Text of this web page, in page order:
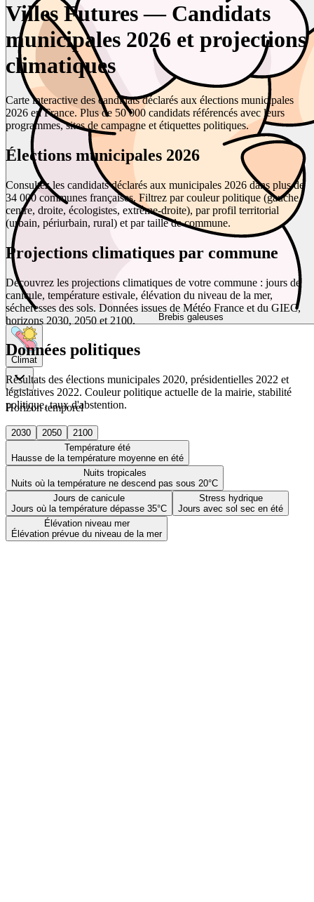
Brebis galeuses
Climat
Horizon temporel
2030 2050
2100
Température été
Hausse de la température moyenne en été
Nuits tropicales
Nuits où la température ne descend pas sous 20°C
Jours de canicule
Jours où la température dépasse 35°C
Stress hydrique
Jours avec sol sec en été
Élévation niveau mer
Élévation prévue du niveau de la mer
Villes Futures — Candidats
municipales 2026 et projections
climatiques
Carte interactive des candidats déclarés aux élections municipales
2026 en France. Plus de 50 000 candidats référencés avec leurs
programmes, sites de campagne et étiquettes politiques.
Élections municipales 2026
Consultez les candidats déclarés aux municipales 2026 dans plus de
34 000 communes françaises. Filtrez par couleur politique (gauche,
centre, droite, écologistes, extrême-droite), par profil territorial
(urbain, périurbain, rural) et par taille de commune.
Projections climatiques par commune
Découvrez les projections climatiques de votre commune : jours de
canicule, température estivale, élévation du niveau de la mer,
sécheresses des sols. Données issues de Météo France et du GIEC,
horizons 2030, 2050 et 2100.
Données politiques
Résultats des élections municipales 2020, présidentielles 2022 et
législatives 2022. Couleur politique actuelle de la mairie, stabilité
politique, taux d'abstention.